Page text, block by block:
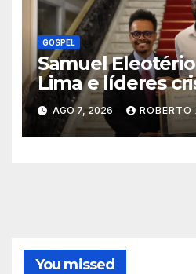
GOSPEL
Samuel
Lima e líderes
homenageados
Municipal do Rio
AGO 7, 2026 ROBERTO
You missed